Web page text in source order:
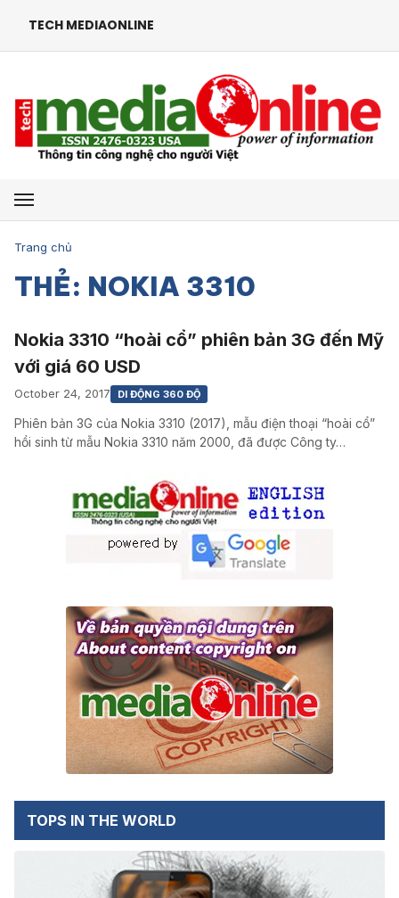
TECH MEDIAONLINE
Mở menu
Trang chủ
THẺ: NOKIA 3310
Nokia 3310 “hoài cổ” phiên bản 3G đến Mỹ
với giá 60 USD
October 24, 2017 DI ĐỘNG 360 ĐỘ
Phiên bản 3G của Nokia 3310 (2017), mẫu điện thoại “hoài cổ”
hồi sinh từ mẫu Nokia 3310 năm 2000, đã được Công ty…
TOPS IN THE WORLD